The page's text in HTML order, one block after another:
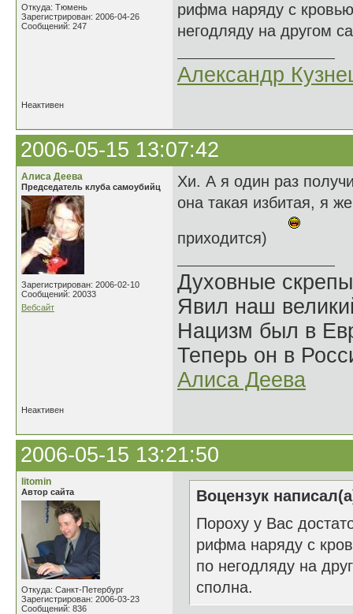
Откуда: Тюмень
Зарегистрирован: 2006-04-26
Сообщений: 247
рифма наряду с
негодляду на другом
Александр
Неактивен
2006-05-15 13:07:42
Алиса Деева
Председатель клуба самоубийц
Зарегистрирован: 2006-02-10
Сообщений: 20033
Вебсайт
Хи. А я один раз
она такая избитая, я
приходится)
Духовные
Явил наш
Нацизм был в
Теперь он в
Алиса Деева
Неактивен
2006-05-15 13:21:50
litomin
Автор сайта
Откуда: Санкт-Петербург
Зарегистрирован: 2006-03-23
Сообщений: 836
Воцензук
Пороху у Вас
рифма наряду с
по негодляду на
сполна.